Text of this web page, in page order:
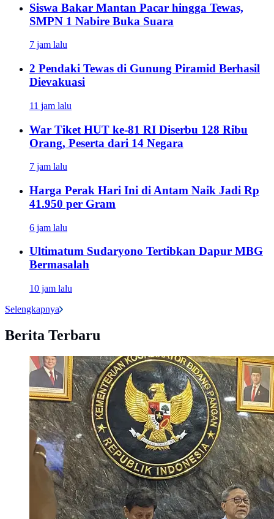
Siswa Bakar Mantan Pacar hingga Tewas,
SMPN 1 Nabire Buka Suara
7 jam lalu
2 Pendaki Tewas di Gunung Piramid Berhasil
Dievakuasi
11 jam lalu
War Tiket HUT ke-81 RI Diserbu 128 Ribu
Orang, Peserta dari 14 Negara
7 jam lalu
Harga Perak Hari Ini di Antam Naik Jadi Rp
41.950 per Gram
6 jam lalu
Ultimatum Sudaryono Tertibkan Dapur MBG
Bermasalah
10 jam lalu
Selengkapnya
Berita Terbaru